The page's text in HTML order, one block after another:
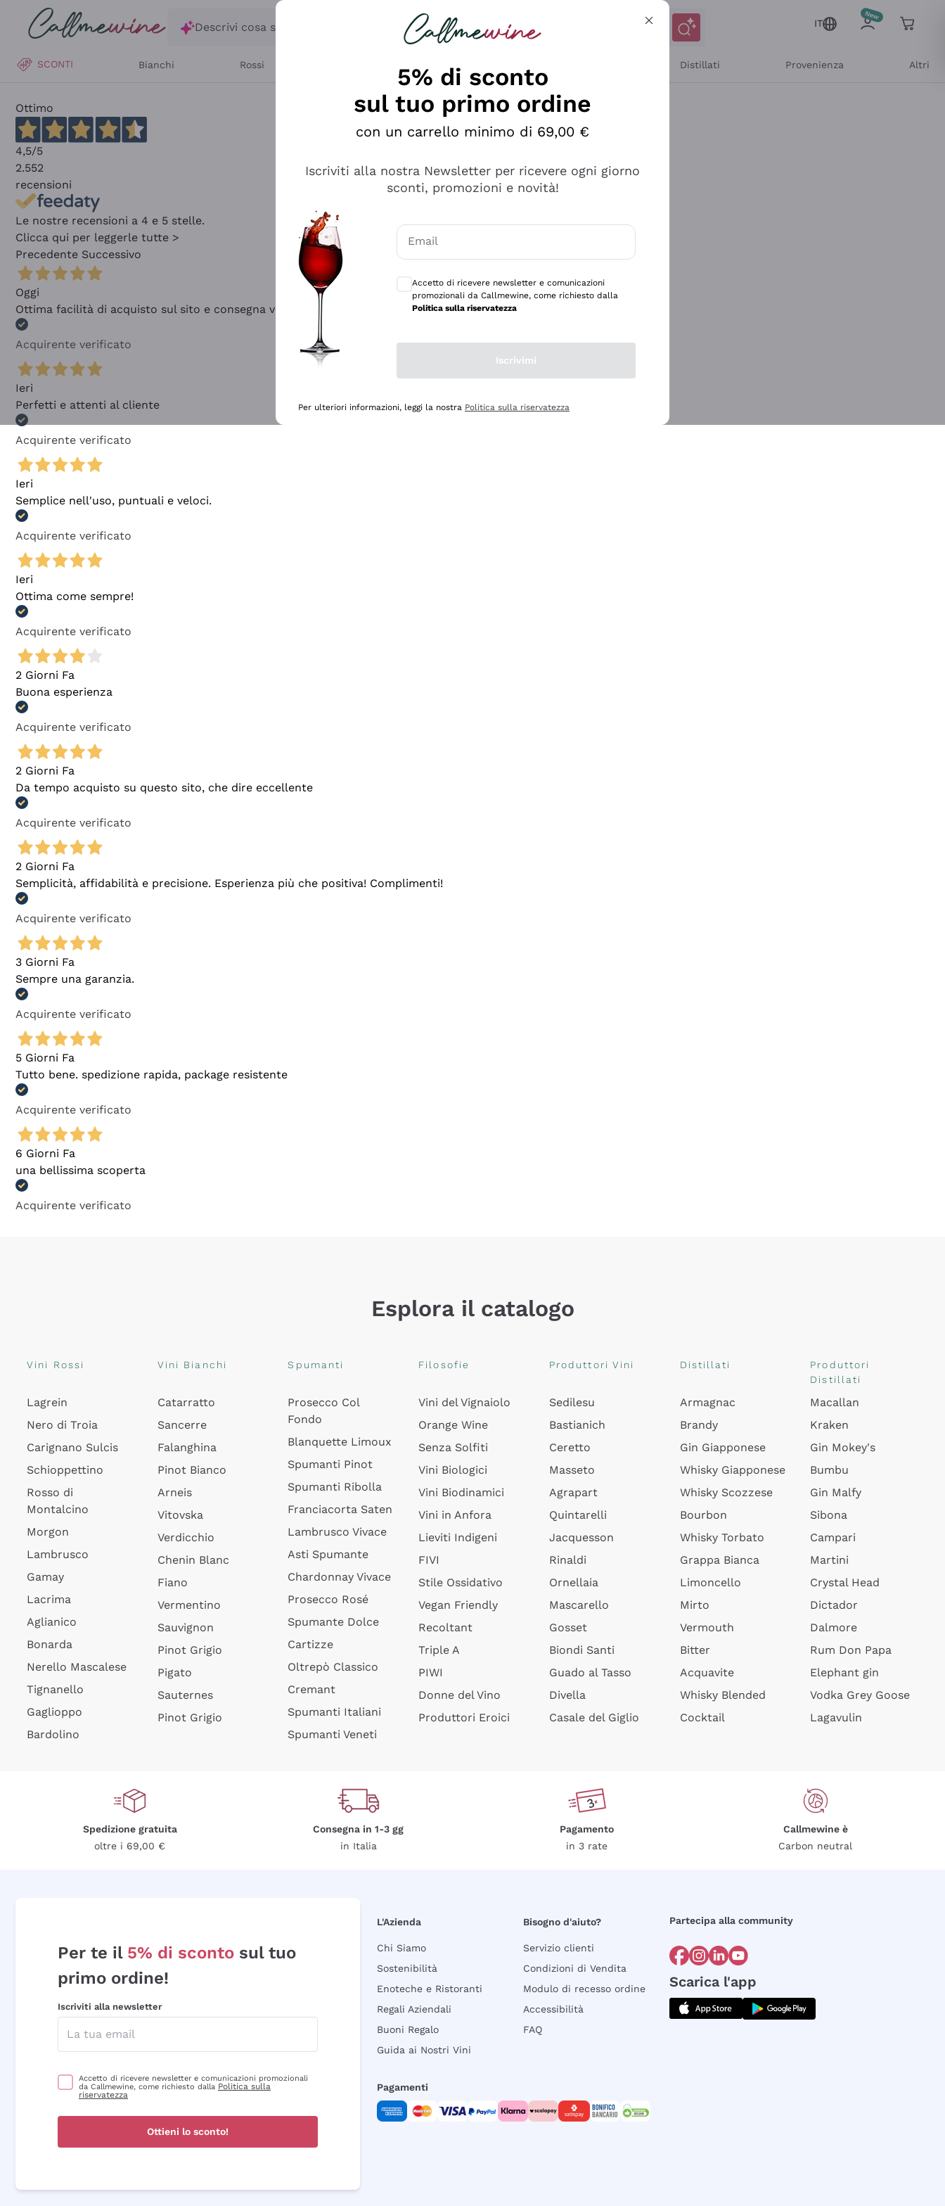
Salta al contenuto principale
Descrivi cosa stai cercando
IT
SCONTI Bianchi Rossi Distillati Provenienza Altri
Ottimo
4,5/5
2.552
recensioni
Le nostre recensioni a 4 e 5 stelle.
Clicca qui per leggerle tutte >
Precedente Successivo
Oggi
Ottima facilità di acquisto sul sito e consegna velocissima
Acquirente verificato
Ieri
Perfetti e attenti al cliente
Acquirente verificato
Ieri
Semplice nell'uso, puntuali e veloci.
Acquirente verificato
Ieri
Ottima come sempre!
Acquirente verificato
2 Giorni Fa
Buona esperienza
Acquirente verificato
2 Giorni Fa
Da tempo acquisto su questo sito, che dire eccellente
Acquirente verificato
2 Giorni Fa
Semplicità, affidabilità e precisione. Esperienza più che positiva! Complimenti!
Acquirente verificato
3 Giorni Fa
Sempre una garanzia.
Acquirente verificato
5 Giorni Fa
Tutto bene. spedizione rapida, package resistente
Acquirente verificato
6 Giorni Fa
una bellissima scoperta
Acquirente verificato
Esplora il catalogo
Vini Rossi
Lagrein
Nero di Troia
Carignano Sulcis
Schioppettino
Rosso di
Montalcino
Morgon
Lambrusco
Gamay
Lacrima
Aglianico
Bonarda
Nerello Mascalese
Tignanello
Gaglioppo
Bardolino
Vini Bianchi
Catarratto
Sancerre
Falanghina
Pinot Bianco
Arneis
Vitovska
Verdicchio
Chenin Blanc
Fiano
Vermentino
Sauvignon
Pinot Grigio
Pigato
Sauternes
Pinot Grigio
Spumanti
Prosecco Col
Fondo
Blanquette Limoux
Spumanti Pinot
Spumanti Ribolla
Franciacorta Saten
Lambrusco Vivace
Asti Spumante
Chardonnay Vivace
Prosecco Rosé
Spumante Dolce
Cartizze
Oltrepò Classico
Cremant
Spumanti Italiani
Spumanti Veneti
Filosofie
Vini del Vignaiolo
Orange Wine
Senza Solfiti
Vini Biologici
Vini Biodinamici
Vini in Anfora
Lieviti Indigeni
FIVI
Stile Ossidativo
Vegan Friendly
Recoltant
Triple A
PIWI
Donne del Vino
Produttori Eroici
Produttori Vini
Sedilesu
Bastianich
Ceretto
Masseto
Agrapart
Quintarelli
Jacquesson
Rinaldi
Ornellaia
Mascarello
Gosset
Biondi Santi
Guado al Tasso
Divella
Casale del Giglio
Distillati
Armagnac
Brandy
Gin Giapponese
Whisky Giapponese
Whisky Scozzese
Bourbon
Whisky Torbato
Grappa Bianca
Limoncello
Mirto
Vermouth
Bitter
Acquavite
Whisky Blended
Cocktail
Produttori
Distillati
Macallan
Kraken
Gin Mokey's
Bumbu
Gin Malfy
Sibona
Campari
Martini
Crystal Head
Dictador
Dalmore
Rum Don Papa
Elephant gin
Vodka Grey Goose
Lagavulin
Spedizione gratuita
oltre i 69,00 €
Consegna in 1-3 gg
in Italia
Pagamento
in 3 rate
Callmewine è
Carbon neutral
Per te il 5% di sconto sul tuo
primo ordine!
Iscriviti alla newsletter
Accetto di ricevere newsletter e comunicazioni promozionali
da Callmewine, come richiesto dalla Politica sulla
riservatezza
Ottieni lo sconto!
L'Azienda
Chi Siamo
Sostenibilità
Enoteche e Ristoranti
Regali Aziendali
Buoni Regalo
Guida ai Nostri Vini
Bisogno d'aiuto?
Servizio clienti
Condizioni di Vendita
Modulo di recesso ordine
Accessibilità
FAQ
Partecipa alla community
Scarica l'app
Pagamenti
5% di sconto
sul tuo primo ordine
con un carrello minimo di 69,00 €
Iscriviti alla nostra Newsletter per ricevere ogni giorno
sconti, promozioni e novità!
Email
Accetto di ricevere newsletter e comunicazioni
promozionali da Callmewine, come richiesto dalla
Politica sulla riservatezza
Iscrivimi
Per ulteriori informazioni, leggi la nostra Politica sulla riservatezza